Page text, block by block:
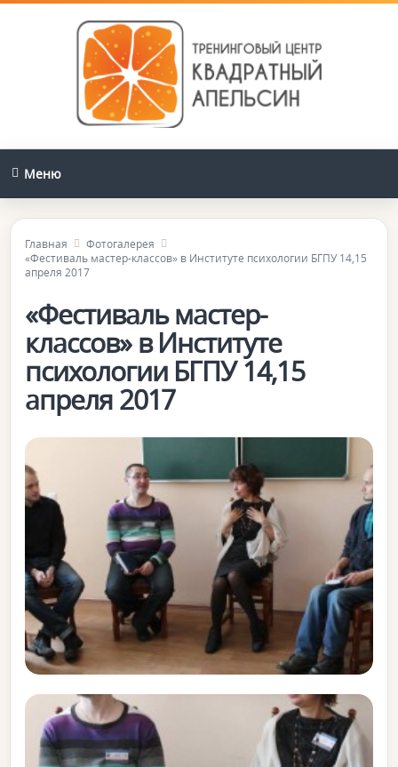
Меню
Главная
Фотогалерея
«Фестиваль мастер-классов» в Институте психологии БГПУ 14,15
апреля 2017
«Фестиваль мастер-
классов» в Институте
психологии БГПУ 14,15
апреля 2017